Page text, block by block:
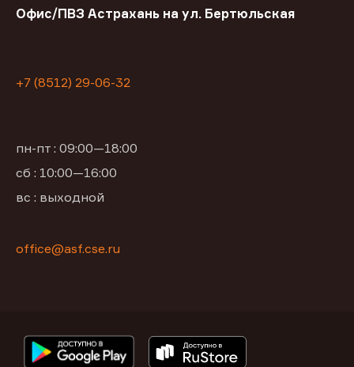
Офис/ПВЗ Астрахань на ул. Бертюльская
+7 (8512) 29-06-32
пн-пт : 09:00—18:00
сб : 10:00—16:00
вс : выходной
office@asf.cse.ru